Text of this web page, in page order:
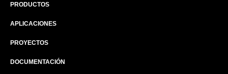
PRODUCTOS
APLICACIONES
PROYECTOS
DOCUMENTACIÓN